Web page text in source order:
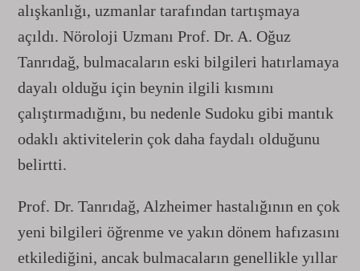
alışkanlığı, uzmanlar tarafından tartışmaya
açıldı. Nöroloji Uzmanı Prof. Dr. A. Oğuz
Tanrıdağ, bulmacaların eski bilgileri hatırlamaya
dayalı olduğu için beynin ilgili kısmını
çalıştırmadığını, bu nedenle Sudoku gibi mantık
odaklı aktivitelerin çok daha faydalı olduğunu
belirtti.
Prof. Dr. Tanrıdağ, Alzheimer hastalığının en çok
yeni bilgileri öğrenme ve yakın dönem hafızasını
etkilediğini, ancak bulmacaların genellikle yıllar